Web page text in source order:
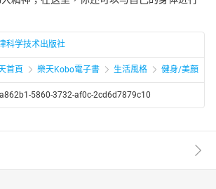
科学技术出版社
首頁 樂天Kobo電子書 生活風格 健身/美顏
5860-3732-af0c-2cd6d7879c10